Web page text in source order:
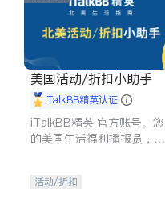
美国活动/折扣小助手
iTalkBB精英认证
iTalkBB精英 官方账号。您
的美国生活福利播报员，精
专属福利。
活动/折扣